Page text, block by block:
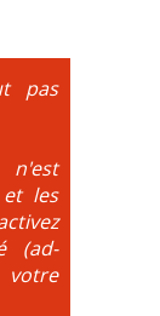
le choix du
obstacles au
On est
à passer
5 et on les
pente
pas
n'est
les
(ad-